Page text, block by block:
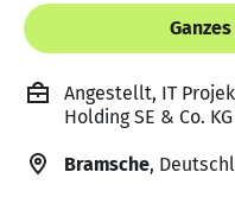
Angestellt, IT
Holding SE & Co. KG
Bramsche,